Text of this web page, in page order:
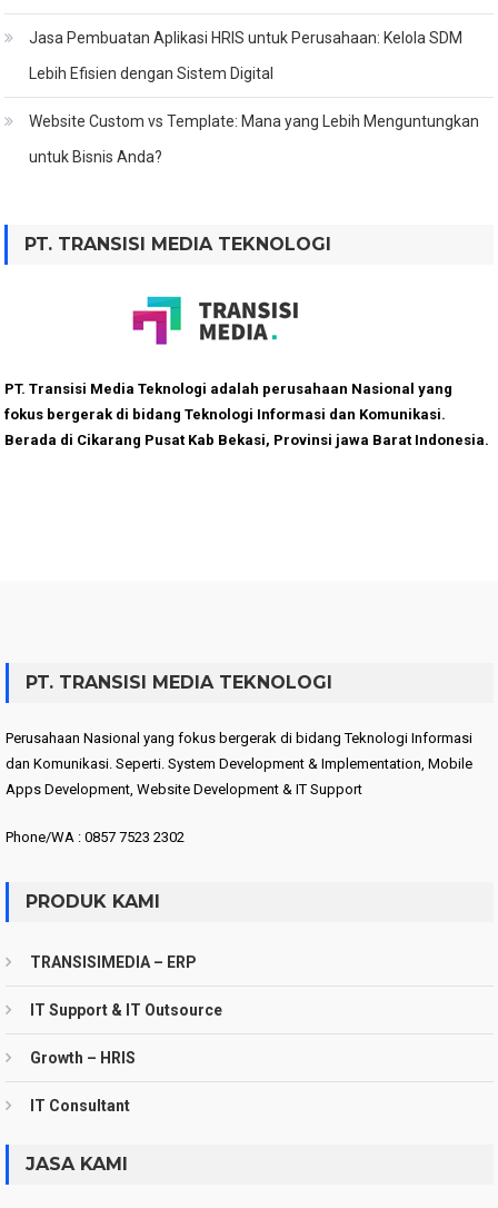
Jasa Pembuatan Aplikasi HRIS untuk Perusahaan: Kelola SDM
Lebih Efisien dengan Sistem Digital
Website Custom vs Template: Mana yang Lebih Menguntungkan
untuk Bisnis Anda?
PT. TRANSISI MEDIA TEKNOLOGI
PT. Transisi Media Teknologi adalah perusahaan Nasional yang
fokus bergerak di bidang Teknologi Informasi dan Komunikasi.
Berada di Cikarang Pusat Kab Bekasi, Provinsi jawa Barat Indonesia.
PT. TRANSISI MEDIA TEKNOLOGI
Perusahaan Nasional yang fokus bergerak di bidang Teknologi Informasi
dan Komunikasi. Seperti. System Development & Implementation, Mobile
Apps Development, Website Development & IT Support
Phone/WA : 0857 7523 2302
PRODUK KAMI
TRANSISIMEDIA – ERP
IT Support & IT Outsource
Growth – HRIS
IT Consultant
JASA KAMI